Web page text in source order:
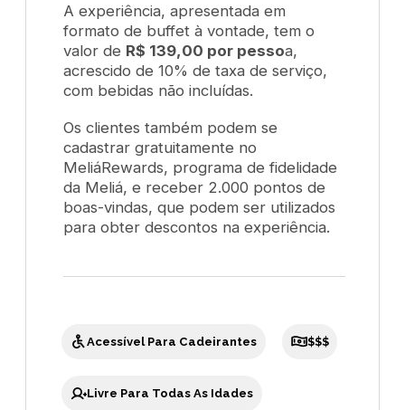
A experiência, apresentada em
formato de buffet à vontade, tem o
valor de R$ 139,00 por pessoa,
acrescido de 10% de taxa de serviço,
com bebidas não incluídas.
Os clientes também podem se
cadastrar gratuitamente no
MeliáRewards, programa de fidelidade
da Meliá, e receber 2.000 pontos de
boas-vindas, que podem ser utilizados
para obter descontos na experiência.
Acessível Para Cadeirantes $$$
Livre Para Todas As Idades